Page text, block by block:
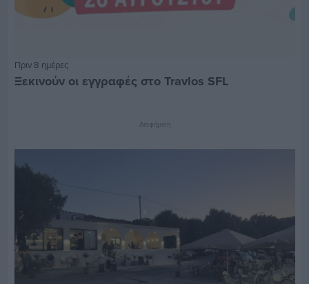
Πριν 8 ημέρες
Ξεκινούν οι εγγραφές στο Travlos SFL
Διαφήμιση